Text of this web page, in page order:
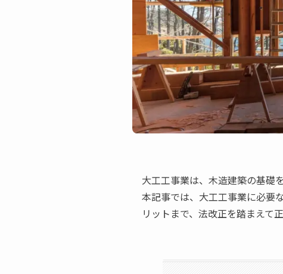
大工工事業は、木造建築の基礎
本記事では、大工工事業に必要
リットまで、法改正を踏まえて